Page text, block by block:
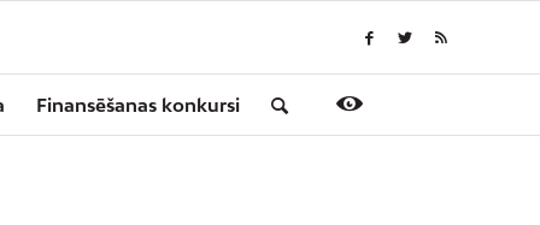
Finansēšanas konkursi